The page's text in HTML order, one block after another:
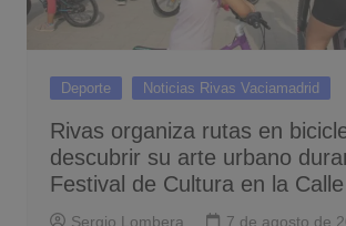
Deporte Noticias Rivas Vaciamadrid
Rivas organiza rutas en
descubrir su arte urbano
Festival de Cultura en la Calle
Sergio Lombera 7 de agosto de